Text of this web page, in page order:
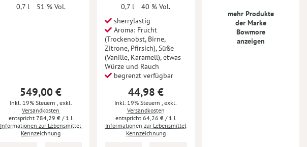
0,7 l
51 % Vol.
549,00 €
Inkl. 19% Steuern , exkl.
Versandkosten
784,29 € / 1 l
Informationen zur Lebensmittel
Kennzeichnung
0,7 l
40 % Vol.
sherrylastig
Aroma: Frucht
(Trockenobst, Birne,
Zitrone, Pfirsich), Süße
(Vanille, Karamell), etwas
Würze und Rauch
begrenzt verfügbar
44,98 €
Inkl. 19% Steuern, exkl.
Versandkosten
64,26 € / 1 l
Informationen zur Lebensmittel
Kennzeichnung
mehr Produkte
der Marke
Bowmore
anzeigen